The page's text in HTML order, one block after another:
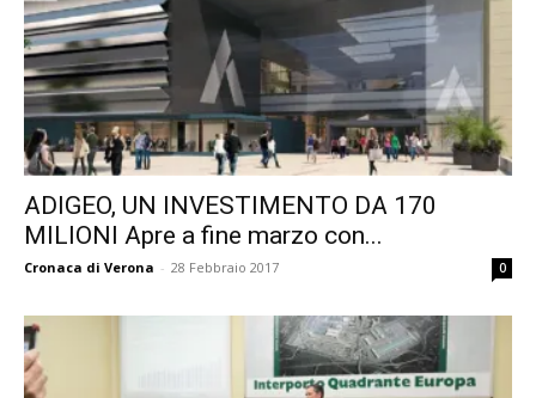
ADIGEO, UN INVESTIMENTO DA 170
MILIONI Apre a fine marzo con...
Cronaca di Verona - 28 Febbraio 2017 0